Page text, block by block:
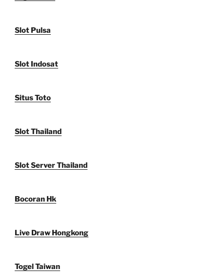
Slot Pulsa
Slot Indosat
Situs Toto
Slot Thailand
Slot Server Thailand
Bocoran Hk
Live Draw Hongkong
Togel Taiwan